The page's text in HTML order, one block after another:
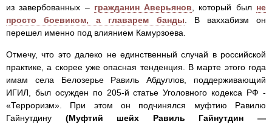
из завербованных – гражданин Аверьянов , который был не
просто боевиком, а главарем банды . В ваххабизм он
перешел именно под влиянием Камурзоева.
Отмечу, что это далеко не единственный случай в российской
практике, а скорее уже опасная тенденция. В марте этого года
имам села Белозерье Равиль Абдуллов, поддерживающий
ИГИЛ, был осужден по 205-й статье Уголовного кодекса РФ -
«Терроризм». При этом он подчинялся муфтию Равилю
Гайнутдину (Муфтий шейх Равиль Гайнутдин —